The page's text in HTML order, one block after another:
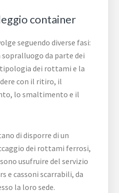
container
seguendo diverse fasi:
sopralluogo da parte dei
dei rottami e la
con il ritiro, il
lo smaltimento e il
di disporre di un
dei rottami ferrosi,
usufruire del servizio
e cassoni scarrabili, da
la loro sede.